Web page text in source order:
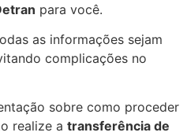
para você.
as informações sejam
complicações no
sobre como proceder
realize a transferência de